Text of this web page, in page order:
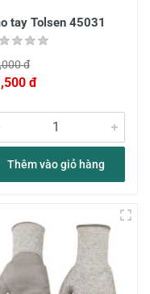
tay Tolsen 45031
đ
đ
Thêm vào giỏ hàng